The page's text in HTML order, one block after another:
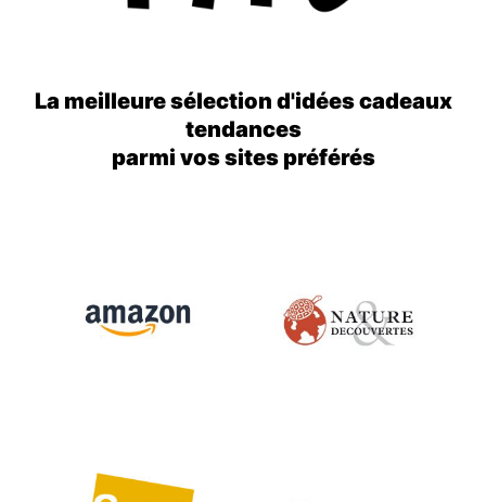
La meilleure sélection d'idées cadeaux
tendances
parmi vos sites préférés